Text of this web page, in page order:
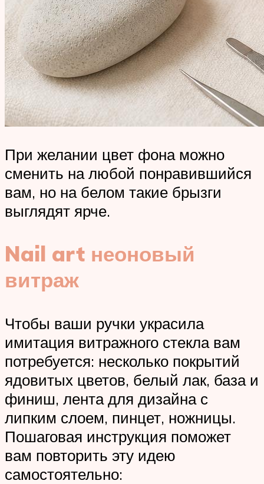
При желании цвет фона можно
сменить на любой понравившийся
вам, но на белом такие брызги
выглядят ярче.
Nail art неоновый
витраж
Чтобы ваши ручки украсила
имитация витражного стекла вам
потребуется: несколько покрытий
ядовитых цветов, белый лак, база и
финиш, лента для дизайна с
липким слоем, пинцет, ножницы.
Пошаговая инструкция поможет
вам повторить эту идею
самостоятельно: